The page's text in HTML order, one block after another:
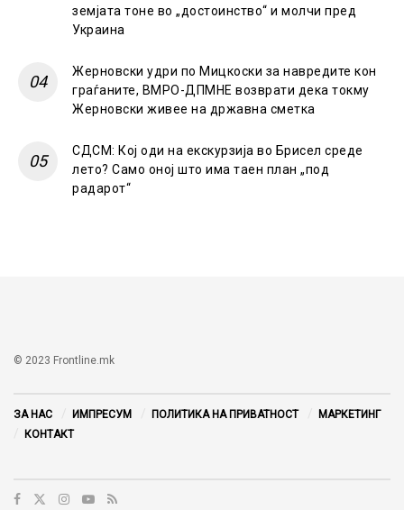
земјата тоне во „достоинство“ и молчи пред
Украина
Жерновски удри по Мицкоски за навредите кон
граѓаните, ВМРО-ДПМНЕ возврати дека токму
Жерновски живее на државна сметка
СДСМ: Кој оди на екскурзија во Брисел среде
лето? Само оној што има таен план „под
радарот“
© 2023 Frontline.mk
ЗА НАС ИМПРЕСУМ ПОЛИТИКА НА ПРИВАТНОСТ
МАРКЕТИНГ
КОНТАКТ